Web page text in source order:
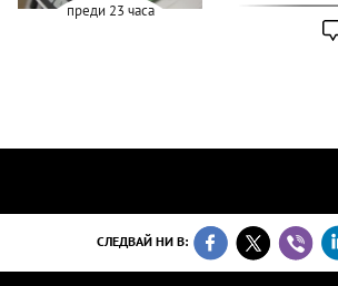
преди 23 часа
СЛЕДВАЙ НИ В: